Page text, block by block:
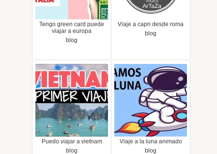
Tengo green card puede
viajar a europa
blog
Viaje a capri desde roma
blog
Puedo viajar a vietnam
blog
Viaje a la luna animado
blog